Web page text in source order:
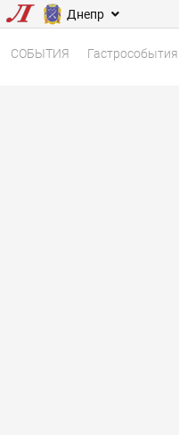
Днепр
СОБЫТИЯ Гастрособытия